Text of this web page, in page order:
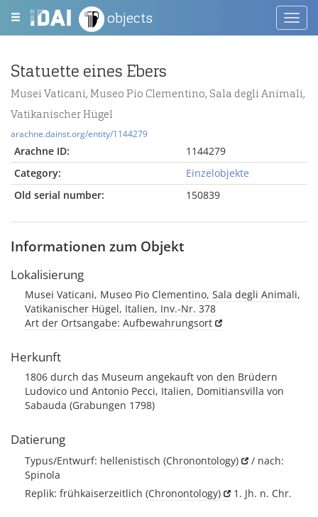
objects
Statuette eines Ebers
Musei Vaticani, Museo Pio Clementino, Sala degli Animali,
Vatikanischer Hügel
arachne.dainst.org/entity/1144279
Arachne ID:
1144279
Category:
Einzelobjekte
Old serial number:
150839
Informationen zum Objekt
Lokalisierung
Musei Vaticani, Museo Pio Clementino, Sala degli Animali,
Vatikanischer Hügel, Italien, Inv.-Nr. 378
Art der Ortsangabe: Aufbewahrungsort
Herkunft
1806 durch das Museum angekauft von den Brüdern
Ludovico und Antonio Pecci, Italien, Domitiansvilla von
Sabauda (Grabungen 1798)
Datierung
Typus/Entwurf: hellenistisch (Chronontology)
/ nach:
Spinola
Replik: frühkaiserzeitlich (Chronontology) 1. Jh. n. Chr.